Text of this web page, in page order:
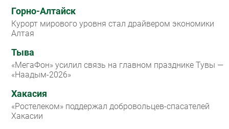
Горно-Алтайск
Курорт мирового уровня стал драйвером экономики
Алтая
Тыва
«МегаФон» усилил связь на главном празднике Тувы —
«Наадым-2026»
Хакасия
«Ростелеком» поддержал добровольцев-спасателей
Хакасии